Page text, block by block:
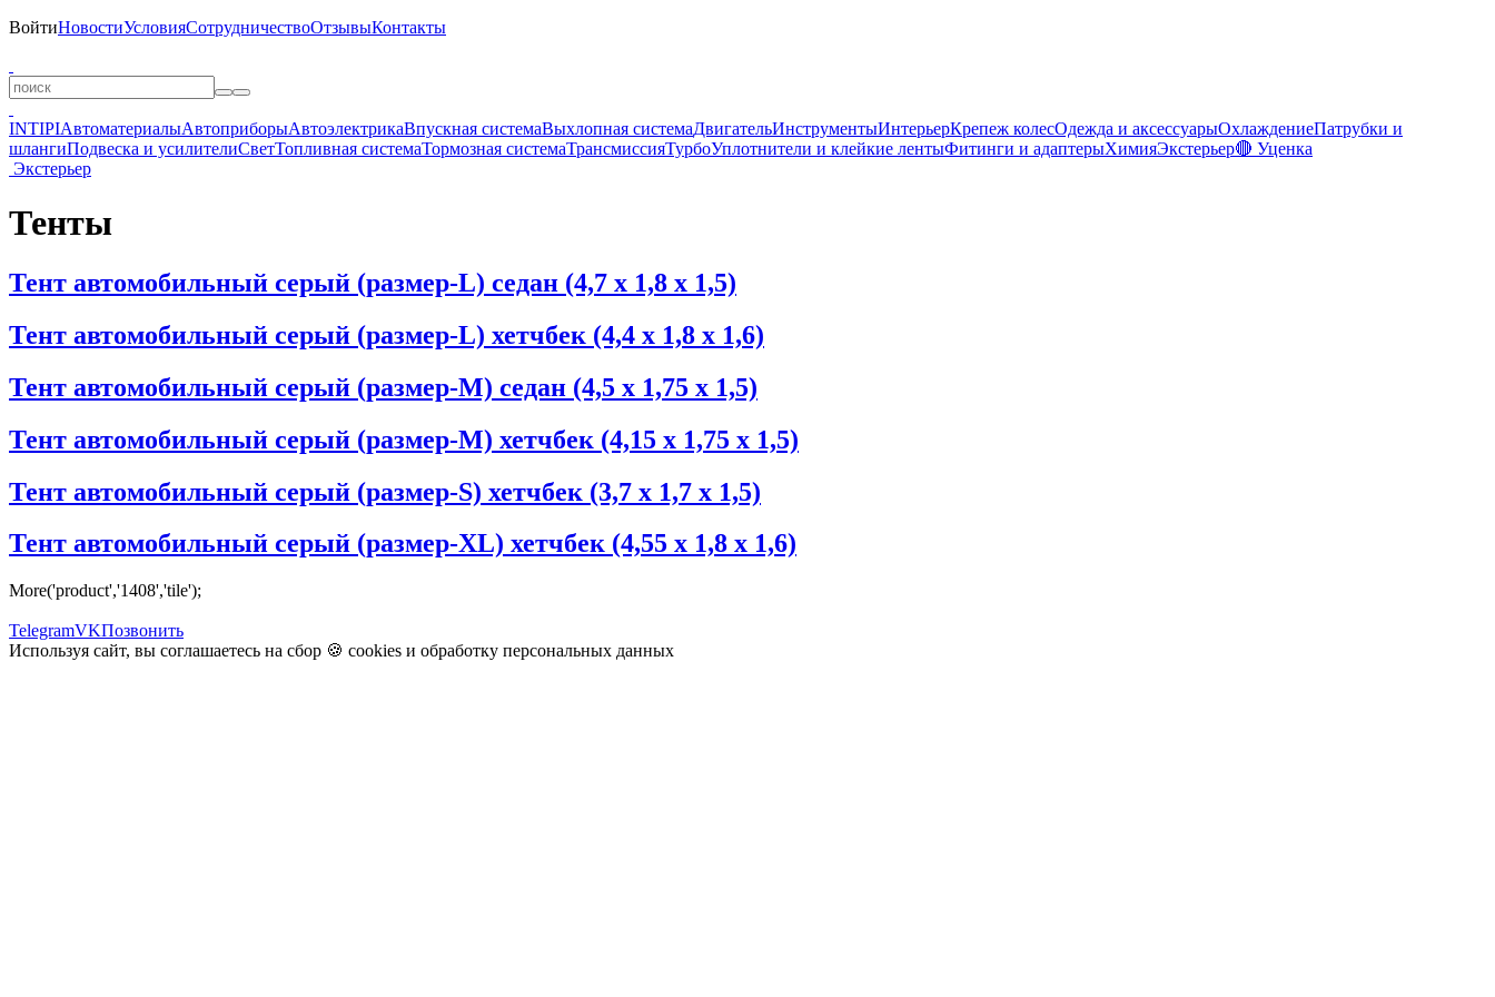
ВойтиНовостиУсловияСотрудничествоОтзывыКонтакты
INTIPIАвтоматериалыАвтоприборыАвтоэлектрикаВпускная системаВыхлопная системаДвигательИнструментыИнтерьерКрепеж колесОдежда и аксессуарыОхлаждениеПатрубки и
шлангиПодвеска и усилителиСветТопливная системаТормозная системаТрансмиссияТурбоУплотнители и клейкие лентыФитинги и адаптерыХимияЭкстерьер🔴 Уценка
Экстерьер
Тенты
Тент автомобильный серый (размер-L) седан (4,7 х 1,8 х 1,5)
Тент автомобильный серый (размер-L) хетчбек (4,4 х 1,8 х 1,6)
Тент автомобильный серый (размер-M) седан (4,5 х 1,75 х 1,5)
Тент автомобильный серый (размер-M) хетчбек (4,15 х 1,75 х 1,5)
Тент автомобильный серый (размер-S) хетчбек (3,7 х 1,7 х 1,5)
Тент автомобильный серый (размер-XL) хетчбек (4,55 х 1,8 х 1,6)
More('product','1408','tile');
TelegramVKПозвонить
Используя сайт, вы соглашаетесь на сбор 🍪 cookies и обработку персональных данных